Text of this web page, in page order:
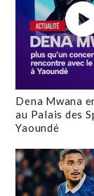
Dena Mwana
au Palais des
Yaoundé